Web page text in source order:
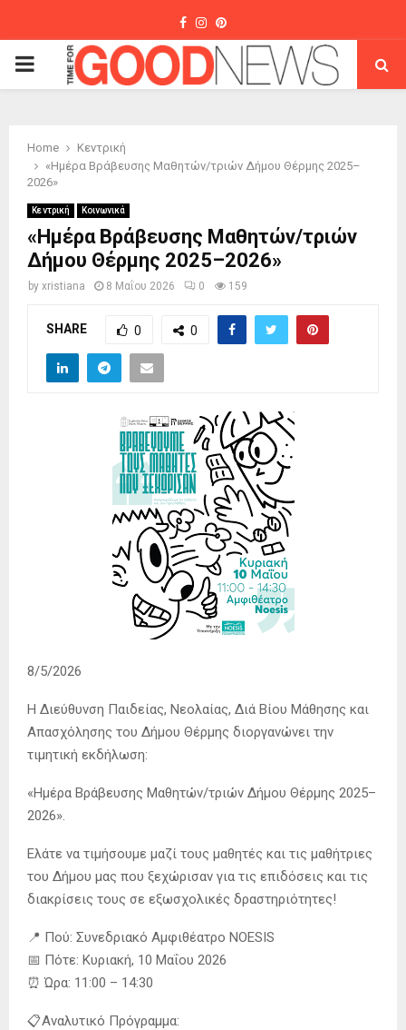
Facebook
Instagram
Pinterest
PRIMARY
Home
Κεντρική
«Ημέρα Βράβευσης Μαθητών/τριών Δήμου Θέρμης 2025–
2026»
Κεντρική Κοινωνικά
«Ημέρα Βράβευσης Μαθητών/τριών
Δήμου Θέρμης 2025–2026»
by xristiana 8 Μαΐου 2026 0 159
SHARE 0 0
8/5/2026
Η Διεύθυνση Παιδείας, Νεολαίας, Διά Βίου Μάθησης και
Απασχόλησης του Δήμου Θέρμης διοργανώνει την
τιμητική εκδήλωση:
«Ημέρα Βράβευσης Μαθητών/τριών Δήμου Θέρμης 2025–
2026».
Ελάτε να τιμήσουμε μαζί τους μαθητές και τις μαθήτριες
του Δήμου μας που ξεχώρισαν για τις επιδόσεις και τις
διακρίσεις τους σε εξωσχολικές δραστηριότητες!
📍 Πού: Συνεδριακό Αμφιθέατρο NOESIS
📅 Πότε: Κυριακή, 10 Μαΐου 2026
⏰ Ώρα: 11:00 – 14:30
📋Αναλυτικό Πρόγραμμα: